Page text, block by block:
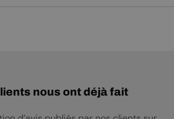
nous ont déjà fait